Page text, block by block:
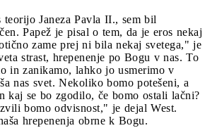
teorijo Janeza Pavla II., sem bil
Papež je pisal o tem, da je eros nekaj
zame prej ni bila nekaj svetega," je
strast, hrepenenje po Bogu v nas. To
in zanikamo, lahko jo usmerimo v
nas svet. Nekoliko bomo potešeni, a
kaj se bo zgodilo, če bomo ostali lačni?
bomo odvisnost," je dejal West.
hrepenenja obrne k Bogu.